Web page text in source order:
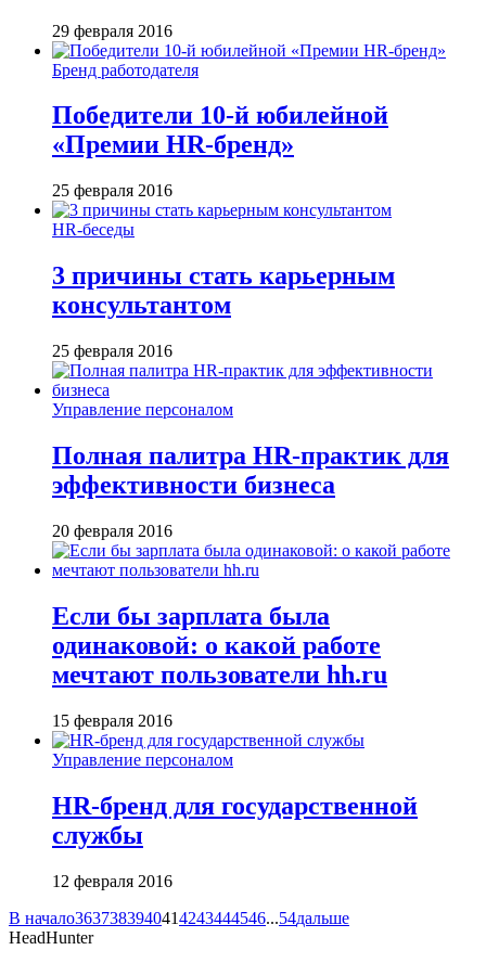
29 февраля 2016
Бренд работодателя
Победители 10-й юбилейной
«Премии HR-бренд»
25 февраля 2016
HR-беседы
3 причины стать карьерным
консультантом
25 февраля 2016
Управление персоналом
Полная палитра HR-практик для
эффективности бизнеса
20 февраля 2016
Если бы зарплата была
одинаковой: о какой работе
мечтают пользователи hh.ru
15 февраля 2016
Управление персоналом
HR-бренд для государственной
службы
12 февраля 2016
В начало3637383940414243444546...54дальше
HeadHunter